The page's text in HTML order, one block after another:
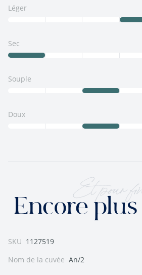
Léger
Sec
Souple
Doux
Et pour
Encore
SKU 1127519
Nom de la cuvée An/2